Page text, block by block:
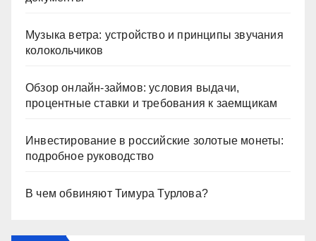
Музыка ветра: устройство и принципы звучания
колокольчиков
Обзор онлайн-займов: условия выдачи,
процентные ставки и требования к заемщикам
Инвестирование в российские золотые монеты:
подробное руководство
В чем обвиняют Тимура Турлова?